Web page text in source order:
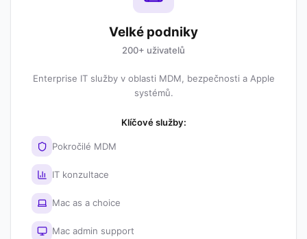
Velké podniky
200+ uživatelů
Enterprise IT služby v oblasti MDM, bezpečnosti a Apple
systémů.
Klíčové služby:
Pokročilé MDM
IT konzultace
Mac as a choice
Mac admin support